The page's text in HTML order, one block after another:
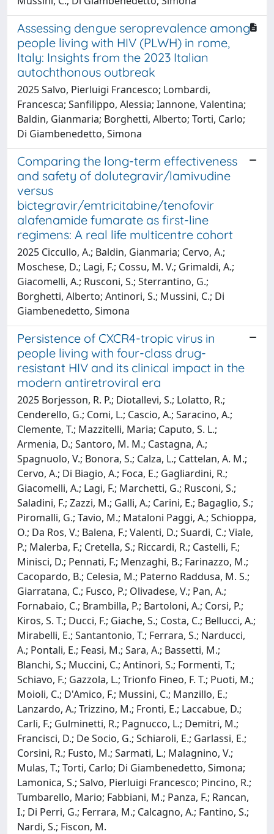
Assessing dengue seroprevalence among
people living with HIV (PLWH) in rome,
Italy: Insights from the 2023 Italian
autochthonous outbreak
2025 Salvo, Pierluigi Francesco; Lombardi,
Francesca; Sanfilippo, Alessia; Iannone, Valentina;
Baldin, Gianmaria; Borghetti, Alberto; Torti, Carlo;
Di Giambenedetto, Simona
Comparing the long-term effectiveness
and safety of dolutegravir/lamivudine
versus
bictegravir/emtricitabine/tenofovir
alafenamide fumarate as first-line
regimens: A real life multicentre cohort
2025 Ciccullo, A.; Baldin, Gianmaria; Cervo, A.;
Moschese, D.; Lagi, F.; Cossu, M. V.; Grimaldi, A.;
Giacomelli, A.; Rusconi, S.; Sterrantino, G.;
Borghetti, Alberto; Antinori, S.; Mussini, C.; Di
Giambenedetto, Simona
Persistence of CXCR4-tropic virus in
people living with four-class drug-
resistant HIV and its clinical impact in the
modern antiretroviral era
2025 Borjesson, R. P.; Diotallevi, S.; Lolatto, R.;
Cenderello, G.; Comi, L.; Cascio, A.; Saracino, A.;
Clemente, T.; Mazzitelli, Maria; Caputo, S. L.;
Armenia, D.; Santoro, M. M.; Castagna, A.;
Spagnuolo, V.; Bonora, S.; Calza, L.; Cattelan, A. M.;
Cervo, A.; Di Biagio, A.; Foca, E.; Gagliardini, R.;
Giacomelli, A.; Lagi, F.; Marchetti, G.; Rusconi, S.;
Saladini, F.; Zazzi, M.; Galli, A.; Carini, E.; Bagaglio, S.;
Piromalli, G.; Tavio, M.; Mataloni Paggi, A.; Schioppa,
O.; Da Ros, V.; Balena, F.; Valenti, D.; Suardi, C.; Viale,
P.; Malerba, F.; Cretella, S.; Riccardi, R.; Castelli, F.;
Minisci, D.; Pennati, F.; Menzaghi, B.; Farinazzo, M.;
Cacopardo, B.; Celesia, M.; Paterno Raddusa, M. S.;
Giarratana, C.; Fusco, P.; Olivadese, V.; Pan, A.;
Fornabaio, C.; Brambilla, P.; Bartoloni, A.; Corsi, P.;
Kiros, S. T.; Ducci, F.; Giache, S.; Costa, C.; Bellucci, A.;
Mirabelli, E.; Santantonio, T.; Ferrara, S.; Narducci,
A.; Pontali, E.; Feasi, M.; Sara, A.; Bassetti, M.;
Blanchi, S.; Muccini, C.; Antinori, S.; Formenti, T.;
Schiavo, F.; Gazzola, L.; Trionfo Fineo, F. T.; Puoti, M.;
Moioli, C.; D'Amico, F.; Mussini, C.; Manzillo, E.;
Lanzardo, A.; Trizzino, M.; Fronti, E.; Laccabue, D.;
Carli, F.; Gulminetti, R.; Pagnucco, L.; Demitri, M.;
Francisci, D.; De Socio, G.; Schiaroli, E.; Garlassi, E.;
Corsini, R.; Fusto, M.; Sarmati, L.; Malagnino, V.;
Mulas, T.; Torti, Carlo; Di Giambenedetto, Simona;
Lamonica, S.; Salvo, Pierluigi Francesco; Pincino, R.;
Tumbarello, Mario; Fabbiani, M.; Panza, F.; Rancan,
I.; Di Perri, G.; Ferrara, M.; Calcagno, A.; Fantino, S.;
Nardi, S.; Fiscon, M.